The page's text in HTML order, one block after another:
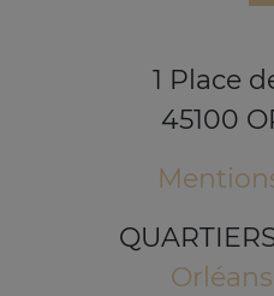
1 Place
45100